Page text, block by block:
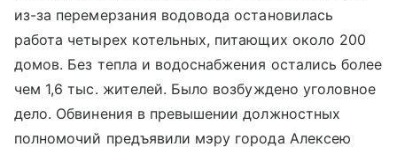
из-за перемерзания водовода остановилась
работа четырех котельных, питающих около 200
домов. Без тепла и водоснабжения остались более
чем 1,6 тыс. жителей. Было возбуждено уголовное
дело. Обвинения в превышении должностных
полномочий предъявили мэру города Алексею